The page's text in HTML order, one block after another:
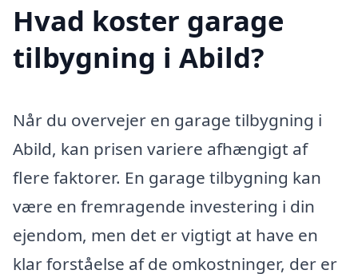
Hvad koster garage
tilbygning i Abild?
Når du overvejer en garage tilbygning i
Abild, kan prisen variere afhængigt af
flere faktorer. En garage tilbygning kan
være en fremragende investering i din
ejendom, men det er vigtigt at have en
klar forståelse af de omkostninger, der er